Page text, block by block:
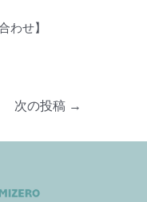
わせ】
次の投稿 →